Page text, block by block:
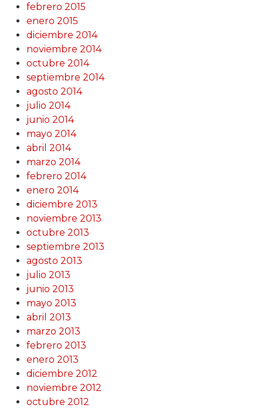
febrero 2015
enero 2015
diciembre 2014
noviembre 2014
octubre 2014
septiembre 2014
agosto 2014
julio 2014
junio 2014
mayo 2014
abril 2014
marzo 2014
febrero 2014
enero 2014
diciembre 2013
noviembre 2013
octubre 2013
septiembre 2013
agosto 2013
julio 2013
junio 2013
mayo 2013
abril 2013
marzo 2013
febrero 2013
enero 2013
diciembre 2012
noviembre 2012
octubre 2012